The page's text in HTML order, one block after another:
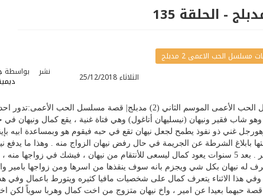
الحب الاعمى 2 مدبلج
نشر
الثلاثاء 25/12/2018 بواسطة
مسلسل الحب الاعمى 2 مدبلج| مسلسل الحب الأعمى الموسم الثاني (2) مدبلج| قصة مسلسل الحب
شاب فقير ونيهان (نيسليهان أتاغول) وهي فتاة غنية ، يقع كمال ونيهان
غني ذو نفوذ يطمح لجعل نيهان تقع في حبه فيقوم هو وبمساعدة ابيه
بابلاغ الشرطة عن الجريمة في حال رفض نيهان الزواج منه . وهذا ما يدفع
لرفض الزواج من كمال والزواج من امير . بعد 5 سنوات يعود كمال ليسعى للأنتقام من نيهان ، فيشك في زواجها منه ،
له نيهان بكل شي ويجزم بانه سوف ينقذها من اسرها ومن زواجها بامير
وفي هذا الاثناء يتعرف كمال على شخصيات مافيا كثيره ويتورط باعمال وفي
قصة حبهما بعيدا عن امير ، واخ نيهان متزوج من اخت كمال وهربا سوياً لكن